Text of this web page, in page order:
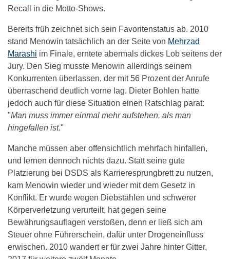
Recall in die Motto-Shows.
Bereits früh zeichnet sich sein Favoritenstatus ab. 2010
stand Menowin tatsächlich an der Seite von Mehrzad
Marashi im Finale, erntete abermals dickes Lob seitens der
Jury. Den Sieg musste Menowin allerdings seinem
Konkurrenten überlassen, der mit 56 Prozent der Anrufe
überraschend deutlich vorne lag. Dieter Bohlen hatte
jedoch auch für diese Situation einen Ratschlag parat:
"Man muss immer einmal mehr aufstehen, als man
hingefallen ist."
Manche müssen aber offensichtlich mehrfach hinfallen,
und lernen dennoch nichts dazu. Statt seine gute
Platzierung bei DSDS als Karrieresprungbrett zu nutzen,
kam Menowin wieder und wieder mit dem Gesetz in
Konflikt. Er wurde wegen Diebstählen und schwerer
Körperverletzung verurteilt, hat gegen seine
Bewährungsauflagen verstoßen, denn er ließ sich am
Steuer ohne Führerschein, dafür unter Drogeneinfluss
erwischen. 2010 wandert er für zwei Jahre hinter Gitter,